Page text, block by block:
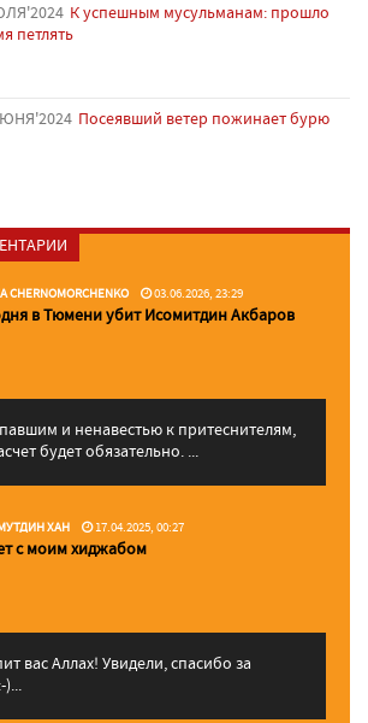
К успешным мусульманам: прошло
петлять
Посеявший ветер пожинает бурю
CHERNOMORCHENKO 03.06.2026, 23:29
в Тюмени убит Исомитдин Акбаров
и ненавестью к притеснителям,
будет обязательно. ...
ХАН 17.04.2025, 00:27
с моим хиджабом
вас Аллаx! Увидели, спасибо за
)...